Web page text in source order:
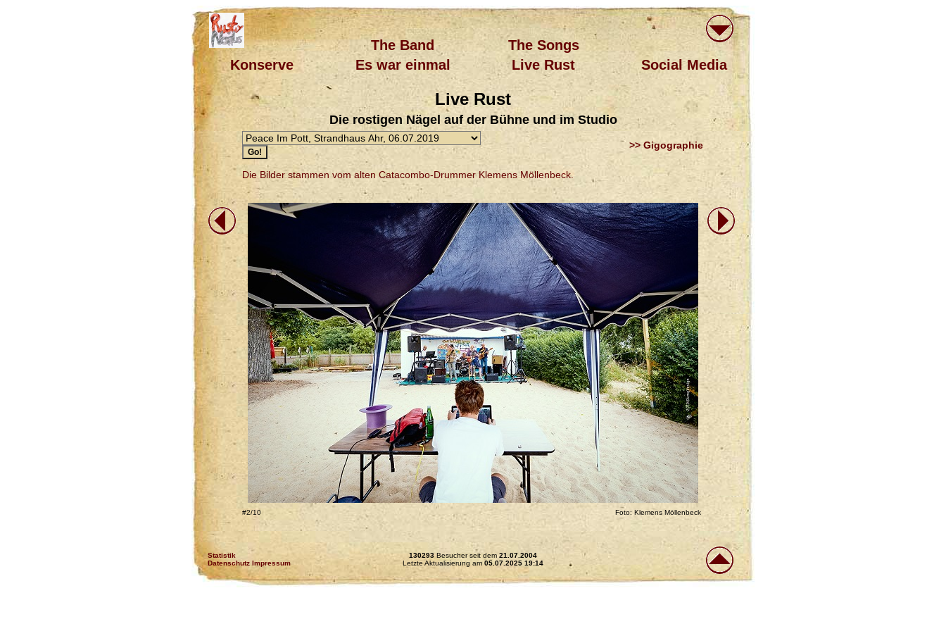
The Band
The Songs
Konserve
Es war einmal Live Rust Social Media
Live Rust
Die rostigen Nägel auf der Bühne und im Studio
>> Gigographie
Die Bilder stammen vom alten Catacombo-Drummer Klemens Möllenbeck.
#2/10 Foto: Klemens Möllenbeck
Statistik
Datenschutz Impressum
130293 Besucher seit dem 21.07.2004
Letzte Aktualisierung am 05.07.2025 19:14